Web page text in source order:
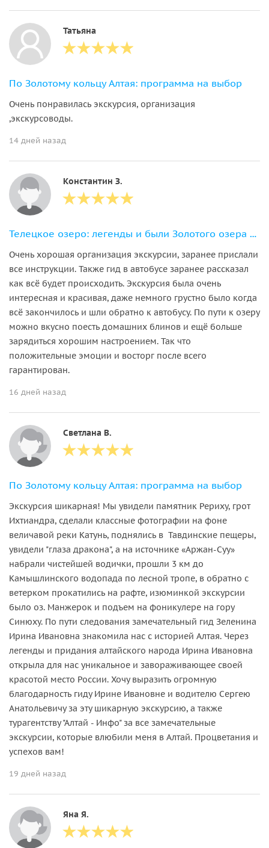
Татьяна
По Золотому кольцу Алтая: программа на выбор
Очень понравилась экскурсия, организация
,экскурсоводы.
14 дней назад
Константин З.
Телецкое озеро: легенды и были Золотого озера с прогулкой на теплоходе
Очень хорошая организация экскурсии, заранее прислали
все инструкции. Также гид в автобусе заранее рассказал
как всё будет происходить. Экскурсия была очень
интересная и красивая, даже немного грустно было когда
всё закончилось и шли обратно к автобусу. По пути к озеру
можно вкусно поесть домашних блинов и ещё больше
зарядиться хорошим настроением. Так что
положительные эмоции и восторг после всего
гарантирован.
16 дней назад
Светлана В.
По Золотому кольцу Алтая: программа на выбор
Экскурсия шикарная! Мы увидели памятник Рериху, грот
Ихтиандра, сделали классные фотографии на фоне
величавой реки Катунь, поднялись в Тавдинские пещеры,
увидели "глаза дракона", а на источнике «Аржан-Суу»
набрали чистейшей водички, прошли 3 км до
Камышлинского водопада по лесной тропе, в обратно с
ветерком прокатились на рафте, изюминкой экскурсии
было оз. Манжерок и подъем на фоникулере на гору
Синюху. По пути следования замечательный гид Зеленина
Ирина Ивановна знакомила нас с историей Алтая. Через
легенды и придания алтайского народа Ирина Ивановна
открыла для нас уникальное и завораживающее своей
красотой место России. Хочу выразить огромную
благодарность гиду Ирине Ивановне и водителю Сергею
Анатольевичу за эту шикарную экскурсию, а также
турагентству "Алтай - Инфо" за все замечательные
экскурсии, которые влюбили меня в Алтай. Процветания и
успехов вам!
19 дней назад
Яна Я.